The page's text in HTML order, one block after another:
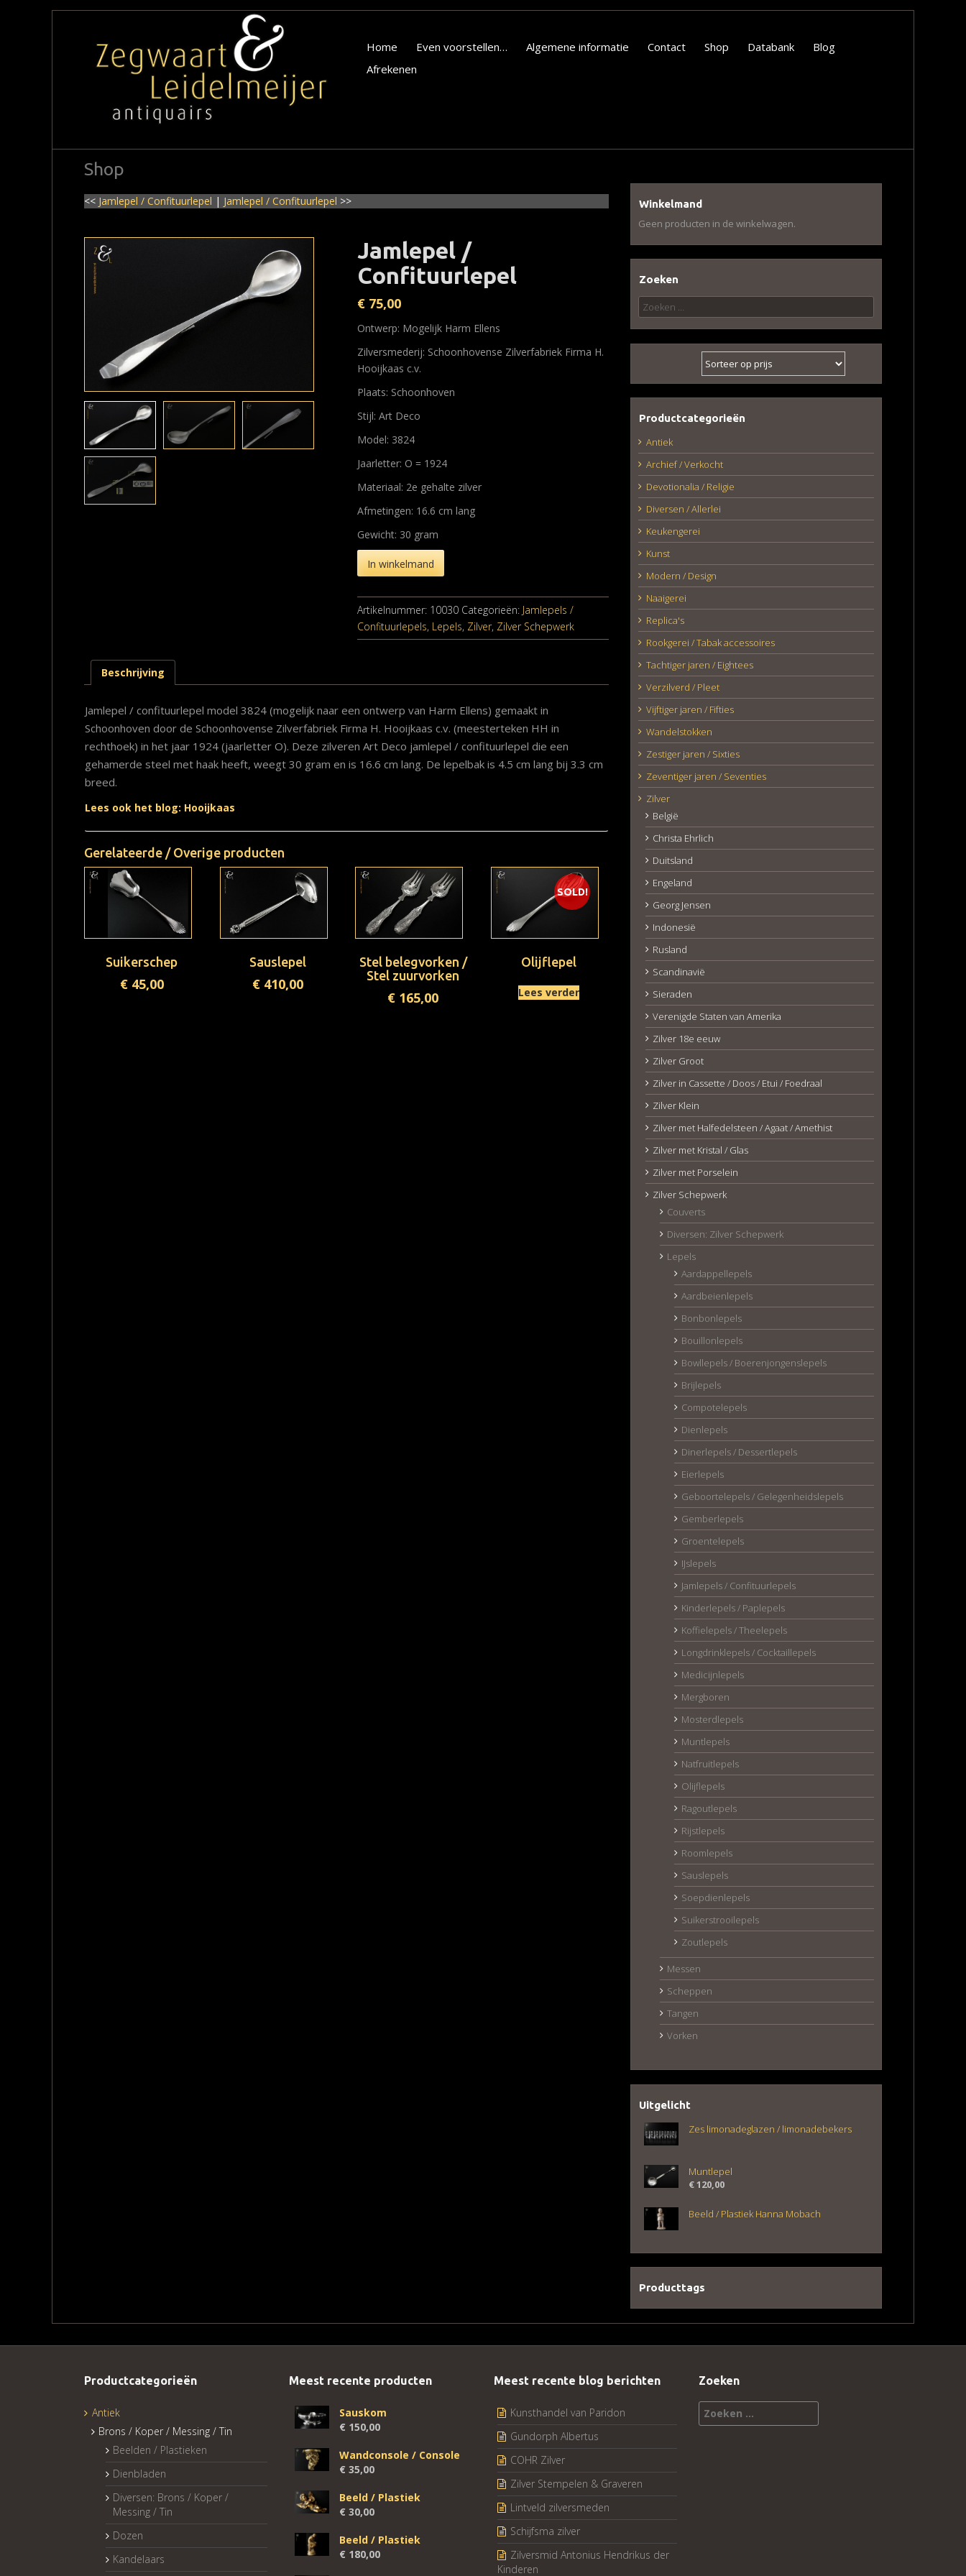
Home Even voorstellen… Algemene informatie Contact Shop Databank
Blog
Afrekenen
Shop
<< Jamlepel / Confituurlepel | Jamlepel / Confituurlepel >>
Jamlepel /
Confituurlepel
€75,00
Ontwerp: Mogelijk Harm Ellens
Zilversmederij: Schoonhovense Zilverfabriek Firma H.
Hooijkaas c.v.
Plaats: Schoonhoven
Stijl: Art Deco
Model: 3824
Jaarletter: O = 1924
Materiaal: 2e gehalte zilver
Afmetingen: 16.6 cm lang
Gewicht: 30 gram
In winkelmand
Artikelnummer: 10030 Categorieën: Jamlepels /
Confituurlepels, Lepels, Zilver, Zilver Schepwerk
Beschrijving
Jamlepel / confituurlepel model 3824 (mogelijk naar een ontwerp van Harm Ellens) gemaakt in
Schoonhoven door de Schoonhovense Zilverfabriek Firma H. Hooijkaas c.v. (meesterteken HH in
rechthoek) in het jaar 1924 (jaarletter O). Deze zilveren Art Deco jamlepel / confituurlepel die een
gehamerde steel met haak heeft, weegt 30 gram en is 16.6 cm lang. De lepelbak is 4.5 cm lang bij 3.3 cm
breed.
Lees ook het blog: Hooijkaas
Gerelateerde / Overige producten
Suikerschep
€45,00
Sauslepel
€410,00
Stel belegvorken /
Stel zuurvorken
€ 165,00
SOLD!
Olijflepel
Lees verder
Winkelmand
Geen producten in de winkelwagen.
Zoeken
Zoeken
naar:
Productcategorieën
Antiek
Archief / Verkocht
Devotionalia / Religie
Diversen / Allerlei
Keukengerei
Kunst
Modern / Design
Naaigerei
Replica's
Rookgerei / Tabak accessoires
Tachtiger jaren / Eightees
Verzilverd / Pleet
Vijftiger jaren / Fifties
Wandelstokken
Zestiger jaren / Sixties
Zeventiger jaren / Seventies
Zilver
België
Christa Ehrlich
Duitsland
Engeland
Georg Jensen
Indonesië
Rusland
Scandinavië
Sieraden
Verenigde Staten van Amerika
Zilver 18e eeuw
Zilver Groot
Zilver in Cassette / Doos / Etui / Foedraal
Zilver Klein
Zilver met Halfedelsteen / Agaat / Amethist
Zilver met Kristal / Glas
Zilver met Porselein
Zilver Schepwerk
Couverts
Diversen: Zilver Schepwerk
Lepels
Aardappellepels
Aardbeienlepels
Bonbonlepels
Bouillonlepels
Bowllepels / Boerenjongenslepels
Brijlepels
Compotelepels
Dienlepels
Dinerlepels / Dessertlepels
Eierlepels
Geboortelepels / Gelegenheidslepels
Gemberlepels
Groentelepels
IJslepels
Jamlepels / Confituurlepels
Kinderlepels / Paplepels
Koffielepels / Theelepels
Longdrinklepels / Cocktaillepels
Medicijnlepels
Mergboren
Mosterdlepels
Muntlepels
Natfruitlepels
Olijflepels
Ragoutlepels
Rijstlepels
Roomlepels
Sauslepels
Soepdienlepels
Suikerstrooilepels
Zoutlepels
Messen
Scheppen
Tangen
Vorken
Uitgelicht
Zes limonadeglazen / limonadebekers
Muntlepel
€120,00
Beeld / Plastiek Hanna Mobach
Producttags
Productcategorieën
Antiek
Brons / Koper / Messing / Tin
Beelden / Plastieken
Dienbladen
Diversen: Brons / Koper /
Messing / Tin
Dozen
Kandelaars
Meest recente producten
Sauskom
€ 150,00
Wandconsole / Console
€ 35,00
Beeld / Plastiek
€ 30,00
Beeld / Plastiek
€ 180,00
Meest recente blog berichten
Kunsthandel van Paridon
Gundorph Albertus
COHR Zilver
Zilver Stempelen & Graveren
Lintveld zilversmeden
Schijfsma zilver
Zilversmid Antonius Hendrikus der
Kinderen
Zoeken
Zoeken
naar: